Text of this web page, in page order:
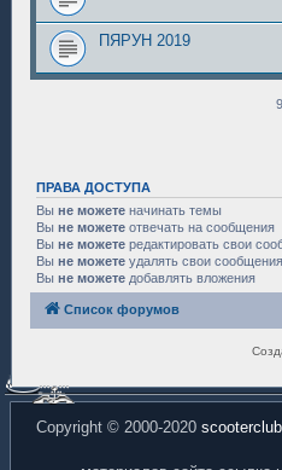
ПЯРУН 2019
ПРАВА ДОСТУПА
Вы не можете начинать темы
Вы не можете отвечать на сообщения
Вы не можете редактировать свои
Вы не можете удалять свои сообщения
Вы не можете добавлять вложения
Список форумов
Copyright © 2000-2020